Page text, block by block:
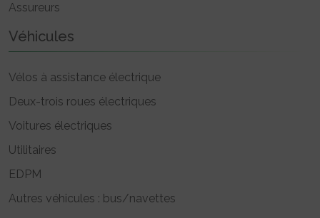
Assureurs
Véhicules
Vélos à assistance électrique
Deux-trois roues électriques
Voitures électriques
Utilitaires
EDPM
Autres véhicules : bus/navettes